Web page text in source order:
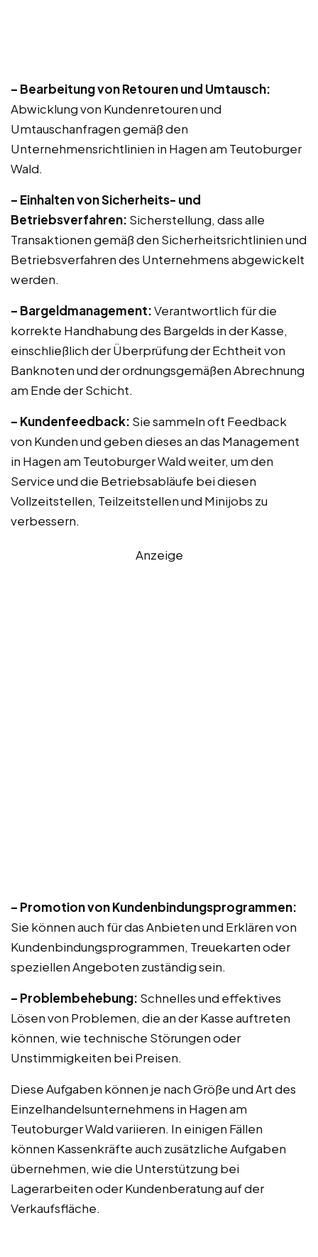
– Bearbeitung von Retouren und Umtausch:
Abwicklung von Kundenretouren und
Umtauschanfragen gemäß den
Unternehmensrichtlinien in Hagen am Teutoburger
Wald.
– Einhalten von Sicherheits- und
Betriebsverfahren: Sicherstellung, dass alle
Transaktionen gemäß den Sicherheitsrichtlinien und
Betriebsverfahren des Unternehmens abgewickelt
werden.
– Bargeldmanagement:Verantwortlich für die
korrekte Handhabung des Bargelds in der Kasse,
einschließlich der Überprüfung der Echtheit von
Banknoten und der ordnungsgemäßen Abrechnung
am Ende der Schicht.
– Kundenfeedback: Sie sammeln oft Feedback
von Kunden und geben dieses an das Management
in Hagen am Teutoburger Wald weiter, um den
Service und die Betriebsabläufe bei diesen
Vollzeitstellen, Teilzeitstellen und Minijobs zu
verbessern.
Anzeige
– Promotion von Kundenbindungsprogrammen:
Sie können auch für das Anbieten und Erklären von
Kundenbindungsprogrammen, Treuekarten oder
speziellen Angeboten zuständig sein.
– Problembehebung: Schnelles und effektives
Lösen von Problemen, die an der Kasse auftreten
können, wie technische Störungen oder
Unstimmigkeiten bei Preisen.
Diese Aufgaben können je nach Größe und Art des
Einzelhandelsunternehmens in Hagen am
Teutoburger Wald variieren. In einigen Fällen
können Kassenkräfte auch zusätzliche Aufgaben
übernehmen, wie die Unterstützung bei
Lagerarbeiten oder Kundenberatung auf der
Verkaufsfläche.